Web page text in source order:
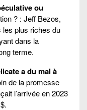
ou
? : Jeff Bezos,
les plus riches du
dans la
terme.
a du mal à
de la promesse
l’arrivée en 2023